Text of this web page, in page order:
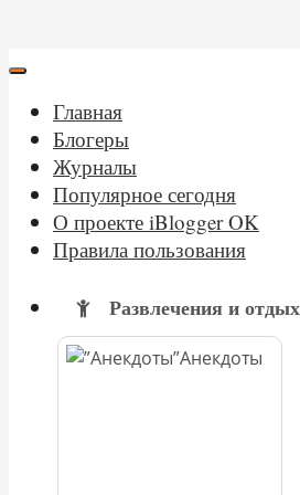
Главная
Блогеры
Журналы
Популярное сегодня
О проекте iBlogger OK
Правила пользования
Развлечения и отдых
Анекдоты